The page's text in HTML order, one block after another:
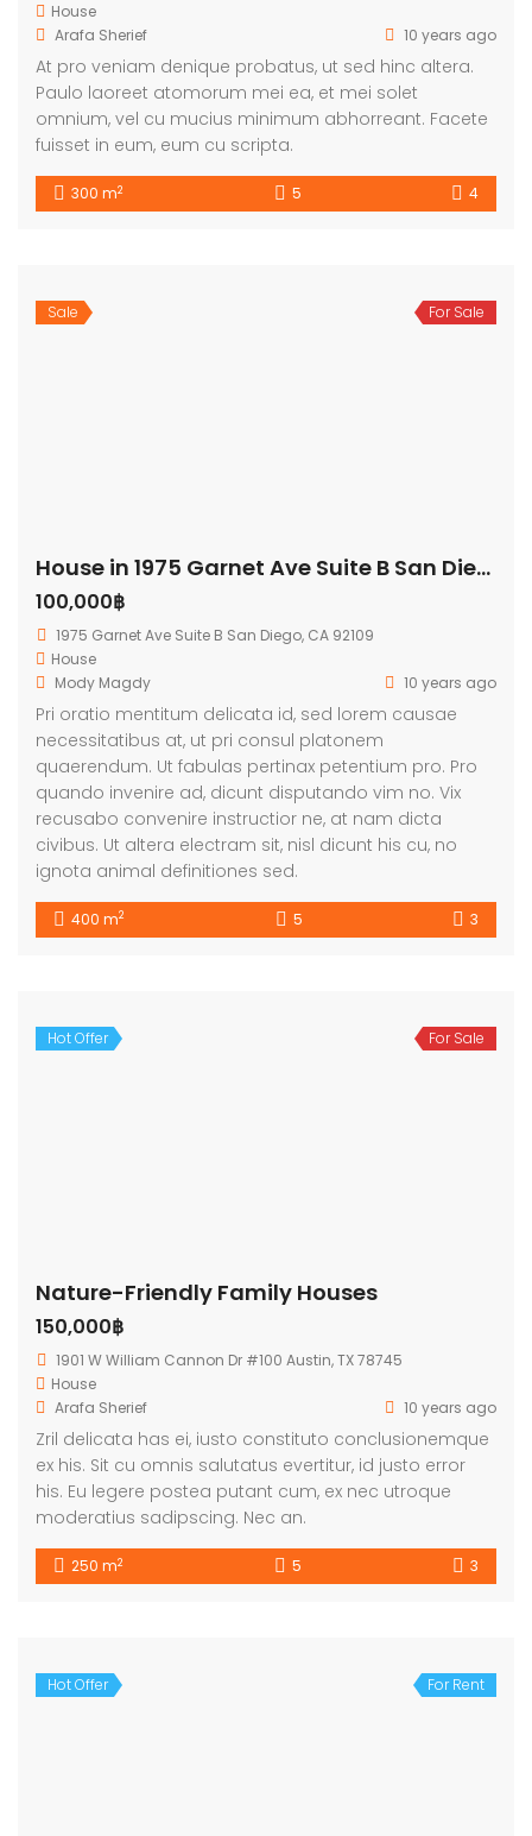
House
Arafa Sherief
10 years ago
At pro veniam denique probatus, ut sed hinc altera.
Paulo laoreet atomorum mei ea, et mei solet
omnium, vel cu mucius minimum abhorreant. Facete
fuisset in eum, eum cu scripta.
300 m2 5 4
Sale For Sale
House in 1975 Garnet Ave Suite B San Diego
100,000฿
1975 Garnet Ave Suite B San Diego, CA 92109
House
Mody Magdy
10 years ago
Pri oratio mentitum delicata id, sed lorem causae
necessitatibus at, ut pri consul platonem
quaerendum. Ut fabulas pertinax petentium pro. Pro
quando invenire ad, dicunt disputando vim no. Vix
recusabo convenire instructior ne, at nam dicta
civibus. Ut altera electram sit, nisl dicunt his cu, no
ignota animal definitiones sed.
400 m2 5 3
Hot Offer For Sale
Nature-Friendly Family Houses
150,000฿
1901 W William Cannon Dr #100 Austin, TX 78745
House
Arafa Sherief
10 years ago
Zril delicata has ei, iusto constituto conclusionemque
ex his. Sit cu omnis salutatus evertitur, id justo error
his. Eu legere postea putant cum, ex nec utroque
moderatius sadipscing. Nec an.
250 m2 5 3
Hot Offer For Rent